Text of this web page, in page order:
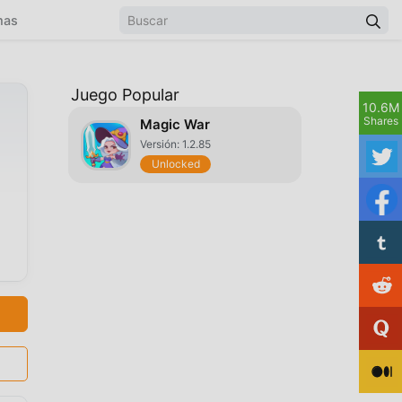
Juego Popular
Magic War
Versión: 1.2.85
Unlocked
10.6M
Shares